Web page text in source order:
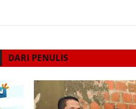
DARI PENULIS